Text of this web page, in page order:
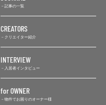
記事の一覧
CREATORS
クリエイター紹介
INTERVIEW
入居者インタビュー
for OWNER
物件でお困りのオーナー様